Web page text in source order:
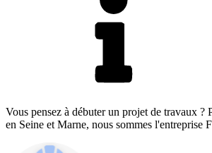
Vous pensez à débuter un projet de travaux ?
en Seine et Marne, nous sommes l'entreprise